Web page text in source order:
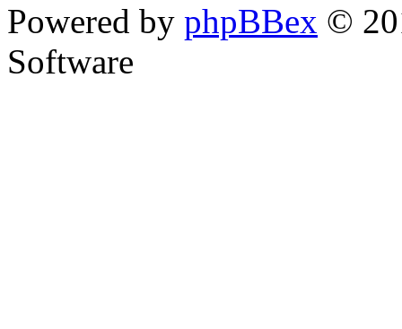
Powered by phpBBex ©
Software